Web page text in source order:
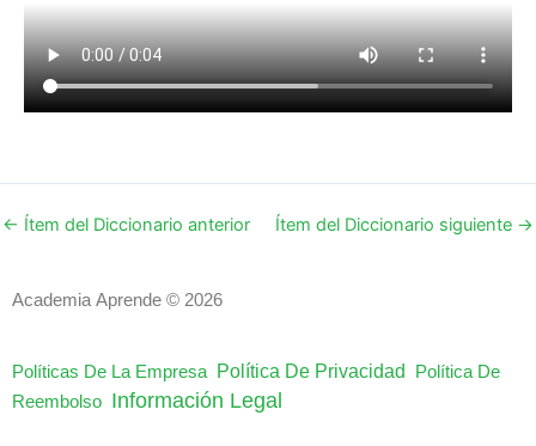
← Ítem del Diccionario anterior Ítem del Diccionario siguiente →
Academia Aprende © 2026
Políticas De La Empresa Política De Privacidad
Política De
Reembolso Información Legal